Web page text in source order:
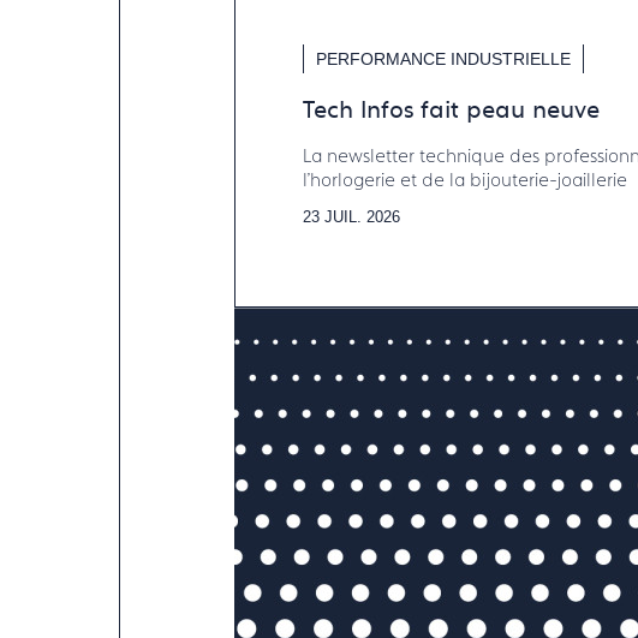
PERFORMANCE INDUSTRIELLE
Tech Infos fait peau neuve
La newsletter technique des
l'horlogerie et de la bijouterie-joaillerie
23 JUIL. 2026